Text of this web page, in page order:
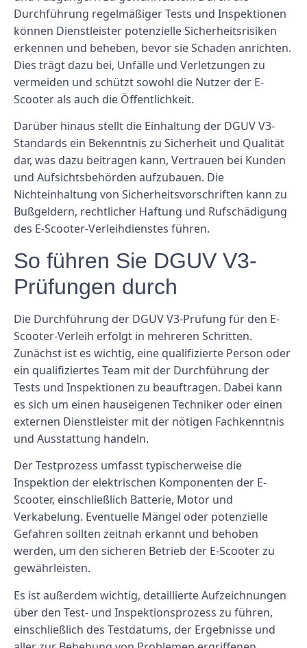
Durchführung regelmäßiger Tests und Inspektionen
können Dienstleister potenzielle Sicherheitsrisiken
erkennen und beheben, bevor sie Schaden anrichten.
Dies trägt dazu bei, Unfälle und Verletzungen zu
vermeiden und schützt sowohl die Nutzer der E-
Scooter als auch die Öffentlichkeit.
Darüber hinaus stellt die Einhaltung der DGUV V3-
Standards ein Bekenntnis zu Sicherheit und Qualität
dar, was dazu beitragen kann, Vertrauen bei Kunden
und Aufsichtsbehörden aufzubauen. Die
Nichteinhaltung von Sicherheitsvorschriften kann zu
Bußgeldern, rechtlicher Haftung und Rufschädigung
des E-Scooter-Verleihdienstes führen.
So führen Sie DGUV V3-
Prüfungen durch
Die Durchführung der DGUV V3-Prüfung für den E-
Scooter-Verleih erfolgt in mehreren Schritten.
Zunächst ist es wichtig, eine qualifizierte Person oder
ein qualifiziertes Team mit der Durchführung der
Tests und Inspektionen zu beauftragen. Dabei kann
es sich um einen hauseigenen Techniker oder einen
externen Dienstleister mit der nötigen Fachkenntnis
und Ausstattung handeln.
Der Testprozess umfasst typischerweise die
Inspektion der elektrischen Komponenten der E-
Scooter, einschließlich Batterie, Motor und
Verkabelung. Eventuelle Mängel oder potenzielle
Gefahren sollten zeitnah erkannt und behoben
werden, um den sicheren Betrieb der E-Scooter zu
gewährleisten.
Es ist außerdem wichtig, detaillierte Aufzeichnungen
über den Test- und Inspektionsprozess zu führen,
einschließlich des Testdatums, der Ergebnisse und